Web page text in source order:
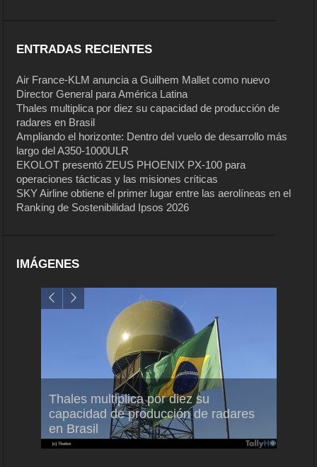
ENTRADAS RECIENTES
Air France-KLM anuncia a Guilhem Mallet como nuevo
Director General para América Latina
Thales multiplica por diez su capacidad de producción de
radares en Brasil
Ampliando el horizonte: Dentro del vuelo de desarrollo más
largo del A350-1000ULR
EKOLOT presentó ZEUS PHOENIX PX-100 para
operaciones tácticas y las misiones críticas
SKY Airline obtiene el primer lugar entre las aerolíneas en el
Ranking de Sostenibilidad Ipsos 2026
IMÁGENES
Thales multiplica por diez su
capacidad de producción de radares
en Brasil